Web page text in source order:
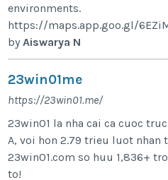
environments.
https://maps.app.goo.gl/
byAiswarya N
23win01me
https://23win01.me/
23win01 la nha cai ca cuoc
A, voi hon 2.79 trieu luot nhan
23win01.com so huu 1,836+
to!